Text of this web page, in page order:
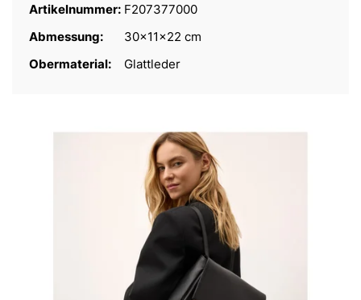
Artikelnummer: F207377000
Abmessung:
30x11x22 cm
Obermaterial:
Glattleder